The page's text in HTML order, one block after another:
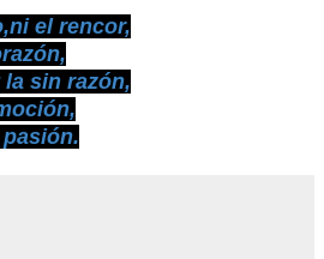
el rencor,
sin razón,